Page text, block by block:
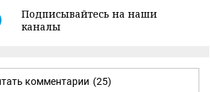
Подписывайтесь на наши
каналы
комментарии (25)